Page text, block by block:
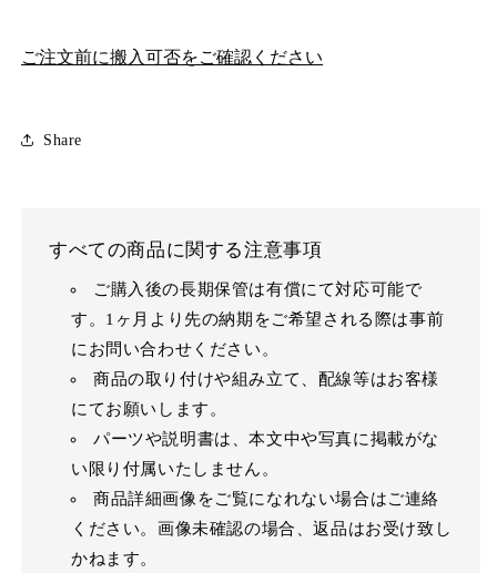
ご注文前に搬入可否をご確認ください
Share
すべての商品に関する注意事項
ご購入後の長期保管は有償にて対応可能で
す。1ヶ月より先の納期をご希望される際は事前
にお問い合わせください。
商品の取り付けや組み立て、配線等はお客様
にてお願いします。
パーツや説明書は、本文中や写真に掲載がな
い限り付属いたしません。
商品詳細画像をご覧になれない場合はご連絡
ください。画像未確認の場合、返品はお受け致し
かねます。